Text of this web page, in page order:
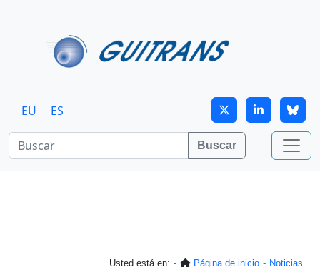
EU ES
Buscar
Usted está en: Página de inicio Noticias